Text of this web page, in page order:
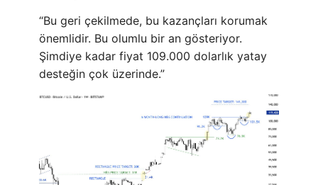
“Bu geri çekilmede, bu kazançları korumak
önemlidir. Bu olumlu bir an gösteriyor.
Şimdiye kadar fiyat 109.000 dolarlık yatay
desteğin çok üzerinde.”